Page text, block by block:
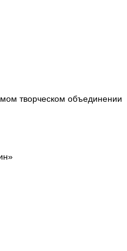
творческом объединении